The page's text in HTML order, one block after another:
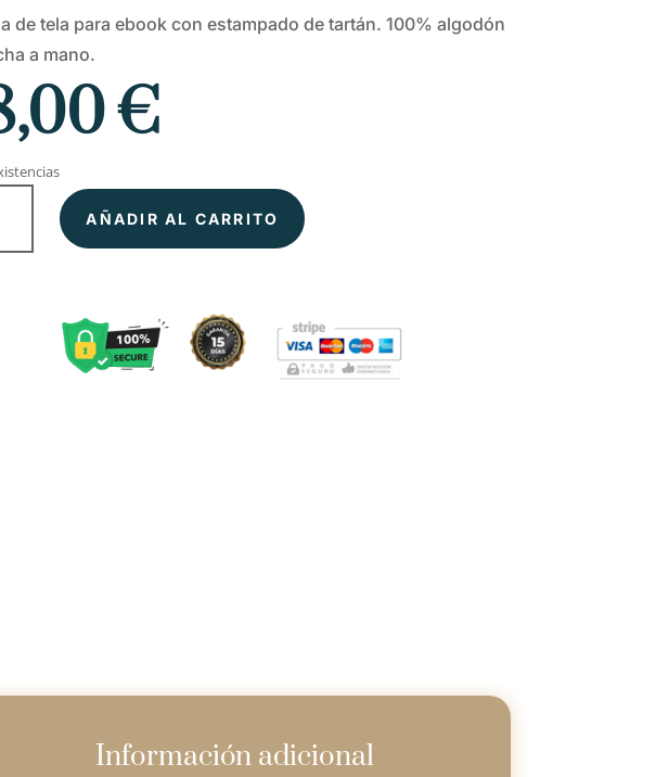
de tela para ebook con estampado de tartán. 100% algodón
a mano.
€
AÑADIR AL CARRITO
Información adicional